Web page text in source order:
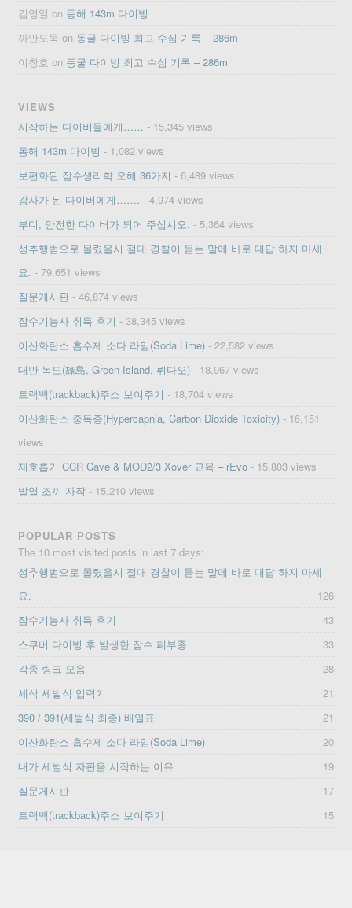
김영일 on 동해 143m 다이빙
까만도둑 on 동굴 다이빙 최고 수심 기록 – 286m
이창호 on 동굴 다이빙 최고 수심 기록 – 286m
VIEWS
시작하는 다이버들에게…… - 15,345 views
동해 143m 다이빙 - 1,082 views
보편화된 잠수생리학 오해 36가지 - 6,489 views
강사가 된 다이버에게……. - 4,974 views
부디, 안전한 다이버가 되어 주십시오. - 5,364 views
성추행범으로 몰렸을시 절대 경찰이 묻는 말에 바로 대답 하지 마세
요. - 79,651 views
질문게시판 - 46,874 views
잠수기능사 취득 후기 - 38,345 views
이산화탄소 흡수제 소다 라임(Soda Lime) - 22,582 views
대만 녹도(綠島, Green Island, 뤼다오) - 18,967 views
트랙백(trackback)주소 보여주기 - 18,704 views
이산화탄소 중독증(Hypercapnia, Carbon Dioxide Toxicity) - 16,151
views
재호흡기 CCR Cave & MOD2/3 Xover 교육 – rEvo - 15,803 views
발열 조끼 자작 - 15,210 views
POPULAR POSTS
The 10 most visited posts in last 7 days:
성추행범으로 몰렸을시 절대 경찰이 묻는 말에 바로 대답 하지 마세
요.
126
잠수기능사 취득 후기
43
스쿠버 다이빙 후 발생한 잠수 폐부종
33
각종 링크 모음
28
세삭 세벌식 입력기
21
390 / 391(세벌식 최종) 배열표
21
이산화탄소 흡수제 소다 라임(Soda Lime)
20
내가 세벌식 자판을 시작하는 이유
19
질문게시판
17
트랙백(trackback)주소 보여주기
15